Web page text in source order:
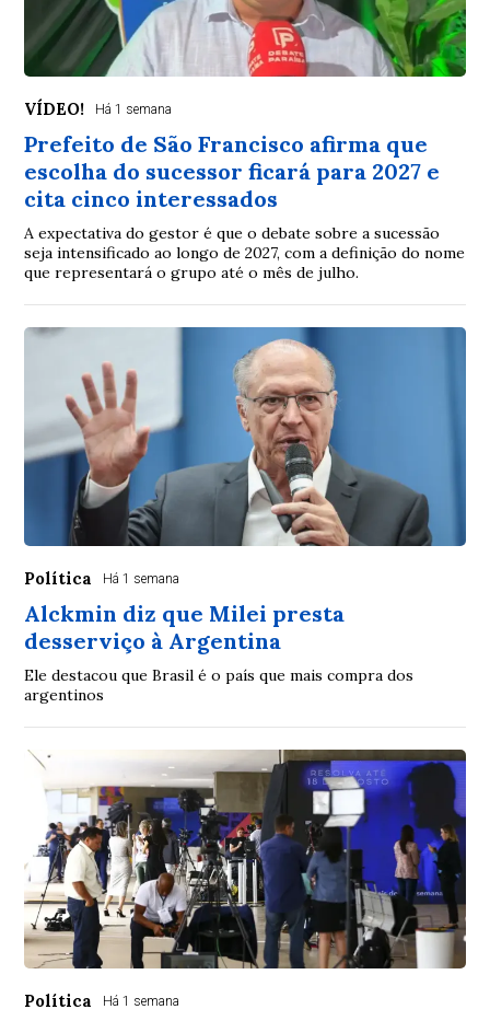
VÍDEO! Há 1 semana
Prefeito de São Francisco afirma que
escolha do sucessor ficará para 2027 e
cita cinco interessados
A expectativa do gestor é que o debate sobre a sucessão
seja intensificado ao longo de 2027, com a definição do nome
que representará o grupo até o mês de julho.
Política Há 1 semana
Alckmin diz que Milei presta
desserviço à Argentina
Ele destacou que Brasil é o país que mais compra dos
argentinos
Política Há 1 semana